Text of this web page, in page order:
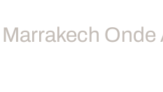
Onde